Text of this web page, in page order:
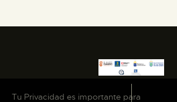
Tu Privacidad es importante para